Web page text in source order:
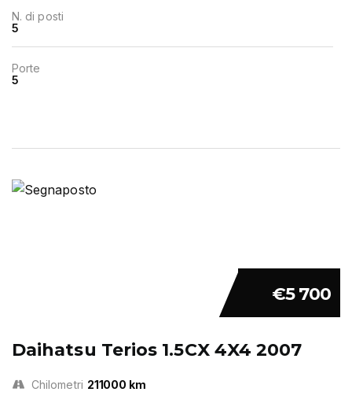
N. di posti
5
Porte
5
€5 700
Daihatsu Terios 1.5CX 4X4 2007
Chilometri 211000 km